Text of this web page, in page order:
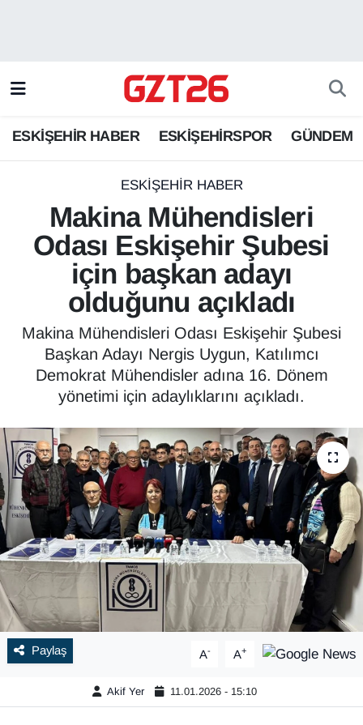
ESKİŞEHİR HABER ESKİŞEHİRSPOR GÜNDEM
ESKİŞEHİR HABER
Makina Mühendisleri
Odası Eskişehir Şubesi
için başkan adayı
olduğunu açıkladı
Makina Mühendisleri Odası Eskişehir Şubesi
Başkan Adayı Nergis Uygun, Katılımcı
Demokrat Mühendisler adına 16. Dönem
yönetimi için adaylıklarını açıkladı.
Paylaş A- A+
Akif Yer 11.01.2026 - 15:10
ESKİŞEHİRSPOR
GÜNDEM
Odunpazarı Trafik Yoğunluk Haritası
Süper Lig Puan Durumu ve Fikstür
Tüm Manşetler
Son Dakika Haberleri
Haber Arşivi